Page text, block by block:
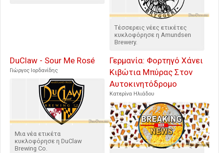
Τέσσερεις νέες ετικέτες
κυκλοφόρησε η Amundsen
Brewery.
DuClaw - Sour Me Rosé
Γιώργος Ιορδανίδης
Μια νέα ετικέτα
κυκλοφόρησε η DuClaw
Brewing Co.
Γερμανία: Φορτηγό Χάνει
Κιβώτια Μπύρας Στον
Αυτοκινητόδρομο
Κατερίνα Ηλιάδου